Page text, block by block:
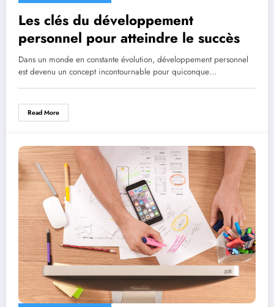
Les clés du développement
personnel pour atteindre le succès
Dans un monde en constante évolution, développement personnel
est devenu un concept incontournable pour quiconque…
Read More